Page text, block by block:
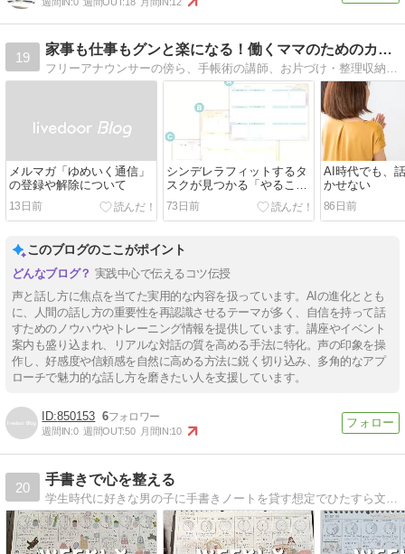
19
家事も仕事もグンと楽になる！働くママのためのカルチャー教室
メルマガ「ゆめいく通信」
の登録や解除について
13日前
シンデレラフィットするタ
スクが見つかる「やること
シート」新発売
73日前
AI時代でも、
かせない
86日前
このブログのここがポイント
実践中心で伝えるコツ伝授
声と話し方に焦点を当てた実用的な内容を扱っています。AIの進化ととも
に、人間の話し方の重要性を再認識させるテーマが多く、自信を持って話
すためのノウハウやトレーニング情報を提供しています。講座やイベント
案内も盛り込まれ、リアルな対話の質を高める手法に特化。声の印象を操
作し、好感度や信頼感を自然に高める方法に鋭く切り込み、多角的なアプ
ローチで魅力的な話し方を磨きたい人を支援しています。
850153 6
週間IN:0 週間OUT:50 月間IN:10
20
手書きで心を整える